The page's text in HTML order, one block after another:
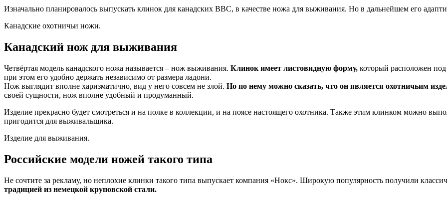
Изначально планировалось выпускать клинок для канадских ВВС, в качестве ножа для выживания. Но в дальнейшем его
Канадские охотничьи ножи.
Канадский нож для выживания
Четвёртая модель канадского ножа называется – нож выживания. Клинок имеет листовидную форму, который расположен
при этом его удобно держать независимо от размера ладони.
Нож выглядит вполне харизматично, вид у него совсем не злой. Но по нему можно сказать, что он является охотничьим
своей сущности, нож вполне удобный и продуманный.
Изделие прекрасно будет смотреться и на полке в коллекции, и на поясе настоящего охотника. Также этим клинком можно
пригодится для выживальщика.
Изделие для выживания.
Российские модели ножей такого типа
Не сочтите за рекламу, но неплохие клинки такого типа выпускает компания «Нокс». Широкую популярность получили
традицией из немецкой круповской стали.